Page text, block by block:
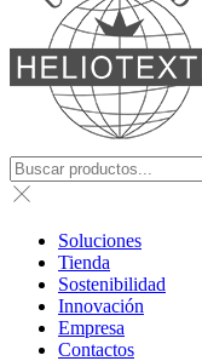
Soluciones
Tienda
Sostenibilidad
Innovación
Empresa
Contactos